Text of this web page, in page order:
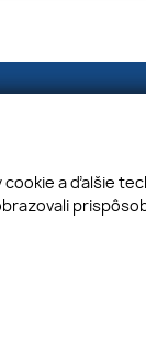
cookie a ďalšie